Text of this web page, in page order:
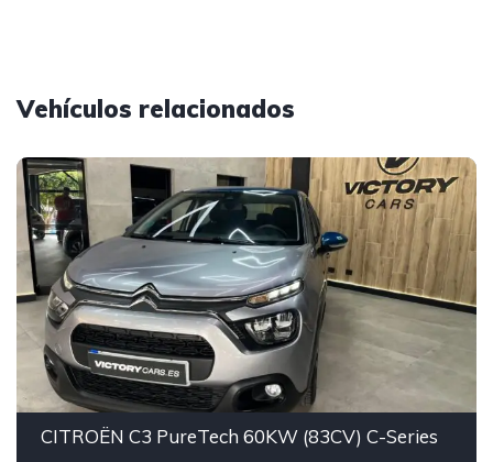
Vehículos relacionados
CITROËN C3 PureTech 60KW (83CV) C-Series